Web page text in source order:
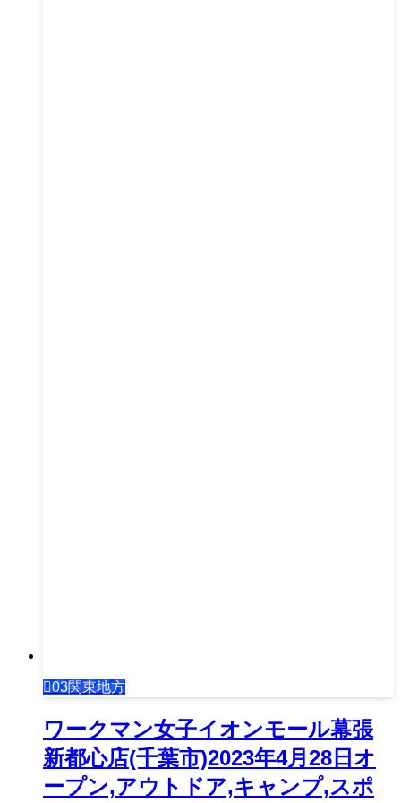
03関東地方
ワークマン女子イオンモール幕張
新都心店(千葉市)2023年4月28日オ
ープン,アウトドア,キャンプ,スポ